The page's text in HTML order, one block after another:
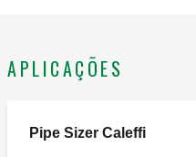
APLICAÇÕES
Pipe Sizer Caleffi